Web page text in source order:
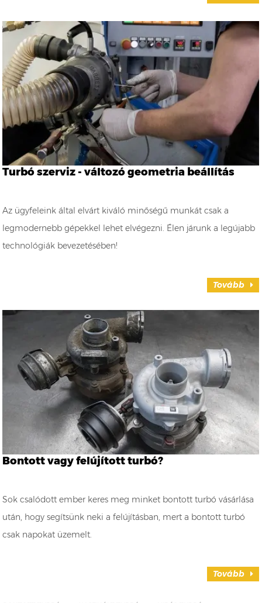
Turbó szerviz - változó geometria beállítás
Az ügyfeleink által elvárt kiváló minőségű munkát csak a
legmodernebb gépekkel lehet elvégezni. Élen járunk a legújabb
technológiák bevezetésében!
Tovább
Bontott vagy felújított turbó?
Sok csalódott ember keres meg minket bontott turbó vásárlása
után, hogy segítsünk neki a felújításban, mert a bontott turbó
csak napokat üzemelt.
Tovább